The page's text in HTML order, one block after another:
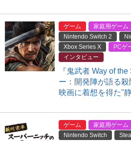
ゲーム 家庭用ゲーム
Nintendo Switch 2
Xbox Series X
PCゲ
インタビュー
『鬼武者 Way of
ー：開発陣が語る
映画に着想を得た"
ゲーム 家庭用ゲーム
Nintendo Switch